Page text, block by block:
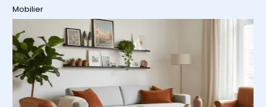
Par rapport à
Mobilier